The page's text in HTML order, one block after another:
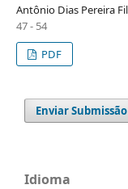
Antônio Dias Pereira
47 - 54
PDF
Enviar Submissão
Idioma